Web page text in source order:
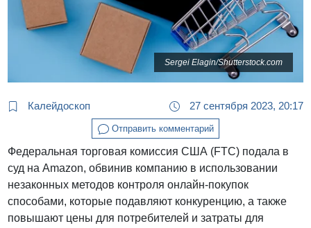
Sergei Elagin/Shutterstock.com
Калейдоскоп 27 сентября 2023, 20:17
Отправить комментарий
Федеральная торговая комиссия США (FTC) подала в
суд на Amazon, обвинив компанию в использовании
незаконных методов контроля онлайн-покупок
способами, которые подавляют конкуренцию, а также
повышают цены для потребителей и затраты для